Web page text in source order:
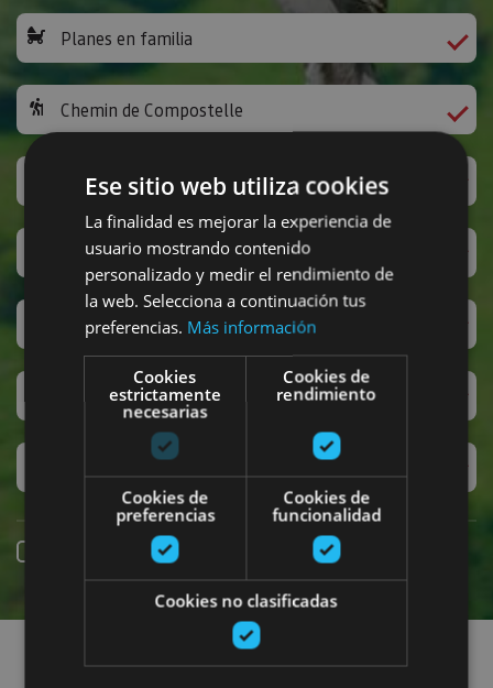
Planes en familia
Chemin de Compostelle
Activités ludiques et autres
San Fermin
Accesibilidad
Turismo regenerativo
Experiencias exclusivas
Réservation en ligne
Recherchez des sorties
Ese sitio web utiliza cookies
La finalidad es mejorar la experiencia de
usuario mostrando contenido
personalizado y medir el rendimiento de
la web. Selecciona a continuación tus
preferencias. Más información
Cookies
estrictamente
necesarias
Cookies de
rendimiento
Cookies de
preferencias
Cookies de
funcionalidad
Cookies no clasificadas